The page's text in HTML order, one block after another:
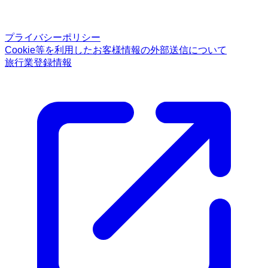
プライバシーポリシー
Cookie等を利用したお客様情報の外部送信について
旅行業登録情報